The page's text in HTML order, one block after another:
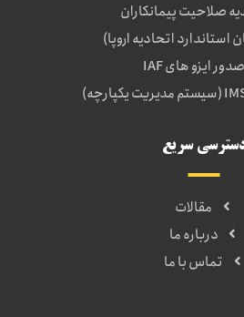
صلاحیت پیمانکاران
صدور ایزو های IAF
سریع
مقالات
درباره ما
تماس با ما